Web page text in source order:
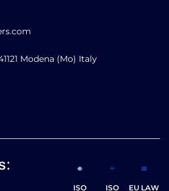
Modena (Mo) Italy
ISO ISO EU LAW